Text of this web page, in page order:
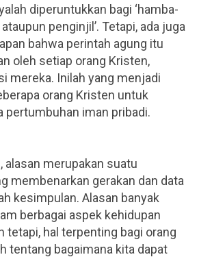
diperuntukkan bagi ‘hamba-
penginjil’. Tetapi, ada juga
bahwa perintah agung itu
oleh setiap orang Kristen,
mereka. Inilah yang menjadi
orang Kristen untuk
pertumbuhan iman pribadi.
alasan merupakan suatu
membenarkan gerakan dan data
kesimpulan. Alasan banyak
berbagai aspek kehidupan
tetapi, hal terpenting bagi orang
tentang bagaimana kita dapat